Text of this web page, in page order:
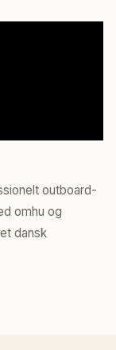
outboard-
omhu og
dansk